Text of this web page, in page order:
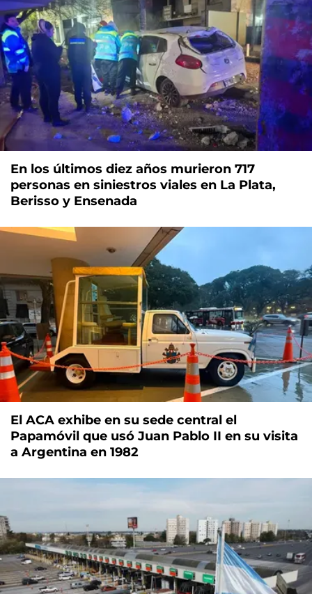
En los últimos diez años murieron 717
personas en siniestros viales en La Plata,
Berisso y Ensenada
El ACA exhibe en su sede central el
Papamóvil que usó Juan Pablo II en su visita
a Argentina en 1982